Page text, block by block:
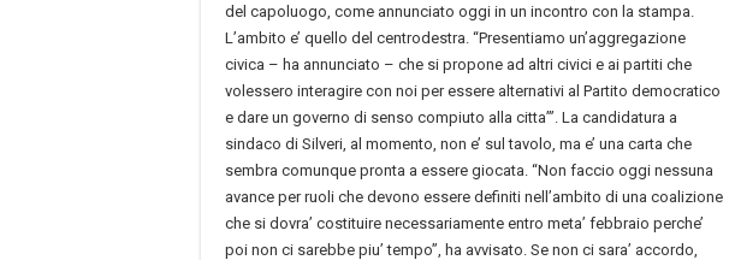
del capoluogo, come annunciato oggi in un incontro con la stampa.
L’ambito e’ quello del centrodestra. “Presentiamo un’aggregazione
civica – ha annunciato – che si propone ad altri civici e ai partiti che
volessero interagire con noi per essere alternativi al Partito democratico
e dare un governo di senso compiuto alla citta’”. La candidatura a
sindaco di Silveri, al momento, non e’ sul tavolo, ma e’ una carta che
sembra comunque pronta a essere giocata. “Non faccio oggi nessuna
avance per ruoli che devono essere definiti nell’ambito di una coalizione
che si dovra’ costituire necessariamente entro meta’ febbraio perche’
poi non ci sarebbe piu’ tempo”, ha avvisato. Se non ci sara’ accordo,